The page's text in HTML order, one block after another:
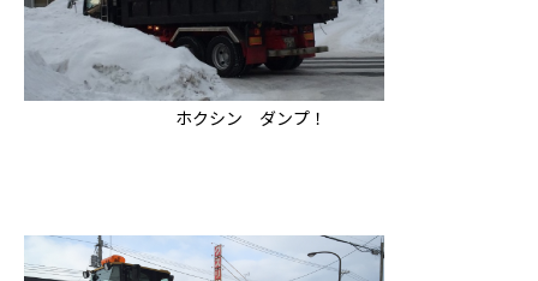
ホクシンの歩み
自慢の大工
会社概要
家づくりについて
省エネと性能
安心・保証
ホクシン ダンプ！